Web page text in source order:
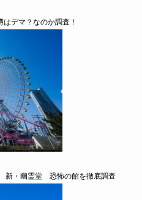
デマ？なのか調査！
新・幽霊堂 恐怖の館を徹底調査